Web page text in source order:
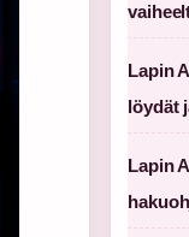
Lapin
löydät
Lapin